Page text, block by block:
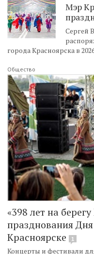
Мэр
Сергей
города Красноярска в
Общество
«398 лет на
празднования
Красноярске
1
Концерты и фестивали